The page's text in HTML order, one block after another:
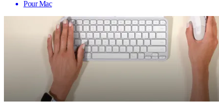
Pour Mac